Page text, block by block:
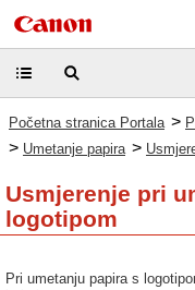
Početna stranica Portala >
> Umetanje papira >
Usmjerenje pri
logotipom
Pri umetanju papira s